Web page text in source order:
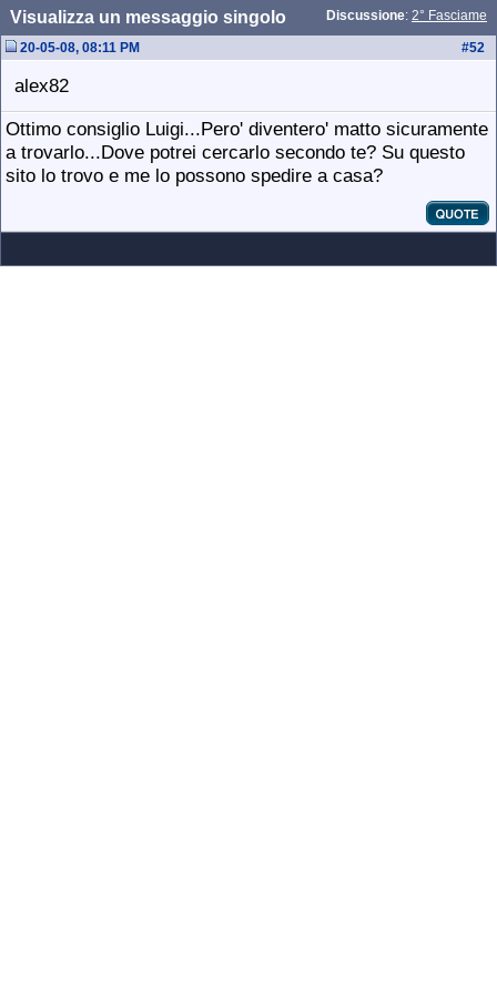
Discussione: 2° Fasciame
Visualizza un messaggio singolo
#52
20-05-08, 08:11 PM
alex82
Ottimo consiglio Luigi...Pero' diventero' matto sicuramente
a trovarlo...Dove potrei cercarlo secondo te? Su questo
sito lo trovo e me lo possono spedire a casa?